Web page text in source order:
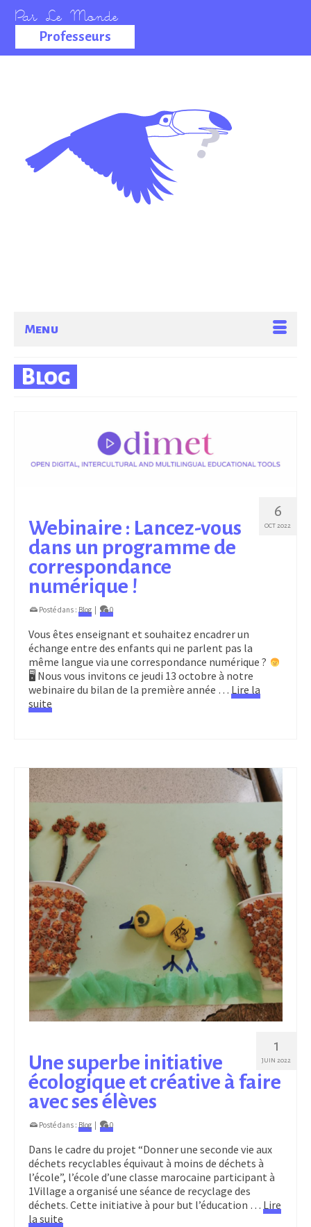
Professeurs
La salle des
professeurs
Menu
Blog
6
OCT 2022
Webinaire : Lancez-vous
dans un programme de
correspondance
numérique !
Posté dans : Blog 0
Vous êtes enseignant et souhaitez encadrer un
échange entre des enfants qui ne parlent pas la
même langue via une correspondance numérique ?
🖥 Nous vous invitons ce jeudi 13 octobre à notre
webinaire du bilan de la première année … Lire la
suite
1
JUIN 2022
Une superbe initiative
écologique et créative à faire
avec ses élèves
Posté dans : Blog 0
Dans le cadre du projet “Donner une seconde vie aux
déchets recyclables équivaut à moins de déchets à
l’école”, l’école d’une classe marocaine participant à
1Village a organisé une séance de recyclage des
déchets. Cette initiative à pour but l’éducation … Lire
la suite